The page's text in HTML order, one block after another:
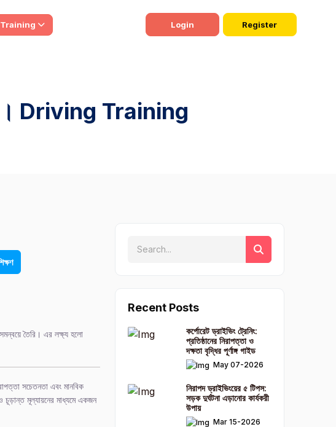
Login Register
। Driving Training
তৈরি। এর লক্ষ্য হলো
সচেতনতা এবং মানবিক
চূড়ান্ত মূল্যায়নের মাধ্যমে একজন
Recent Posts
কর্পোরেট ড্রাইভিং ট্রেনিং:
প্রতিষ্ঠানের নিরাপত্তা ও
দক্ষতা বৃদ্ধির পূর্ণাঙ্গ গাইড
May 07-2026
নিরাপদ ড্রাইভিংয়ের ৫ টিপস:
সড়ক দুর্ঘটনা এড়ানোর কার্যকরী
উপায়
Mar 15-2026